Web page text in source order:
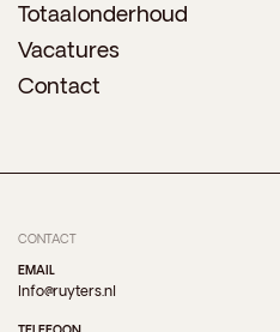
Totaalonderhoud
Vacatures
Contact
CONTACT
EMAIL
Info@ruyters.nl